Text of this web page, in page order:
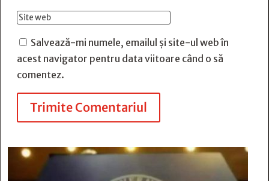
Salvează-mi numele, emailul și site-ul web în
acest navigator pentru data viitoare când o să
comentez.
Trimite Comentariul